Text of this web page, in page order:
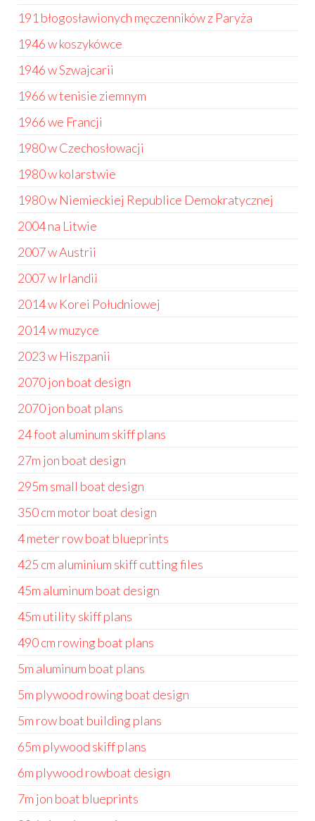
191 błogosławionych męczenników z Paryża
1946 w koszykówce
1946 w Szwajcarii
1966 w tenisie ziemnym
1966 we Francji
1980 w Czechosłowacji
1980 w kolarstwie
1980 w Niemieckiej Republice Demokratycznej
2004 na Litwie
2007 w Austrii
2007 w Irlandii
2014 w Korei Południowej
2014 w muzyce
2023 w Hiszpanii
2070 jon boat design
2070 jon boat plans
24 foot aluminum skiff plans
27m jon boat design
295m small boat design
350 cm motor boat design
4 meter row boat blueprints
425 cm aluminium skiff cutting files
45m aluminum boat design
45m utility skiff plans
490 cm rowing boat plans
5m aluminum boat plans
5m plywood rowing boat design
5m row boat building plans
65m plywood skiff plans
6m plywood rowboat design
7m jon boat blueprints